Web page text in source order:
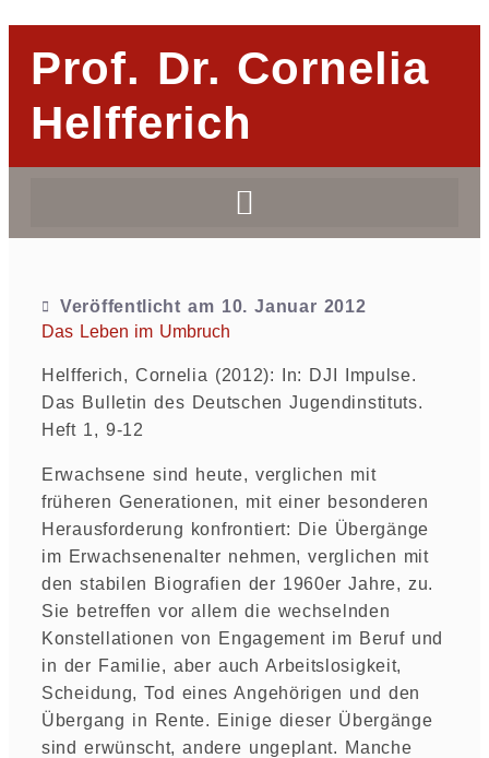
Prof. Dr. Cornelia
Helfferich
Veröffentlicht am 10. Januar 2012
Das Leben im Umbruch
Helfferich, Cornelia (2012): In: DJI Impulse.
Das Bulletin des Deutschen Jugendinstituts.
Heft 1, 9-12
Erwachsene sind heute, verglichen mit
früheren Generationen, mit einer besonderen
Herausforderung konfrontiert: Die Übergänge
im Erwachsenenalter nehmen, verglichen mit
den stabilen Biografien der 1960er Jahre, zu.
Sie betreffen vor allem die wechselnden
Konstellationen von Engagement im Beruf und
in der Familie, aber auch Arbeitslosigkeit,
Scheidung, Tod eines Angehörigen und den
Übergang in Rente. Einige dieser Übergänge
sind erwünscht, andere ungeplant. Manche